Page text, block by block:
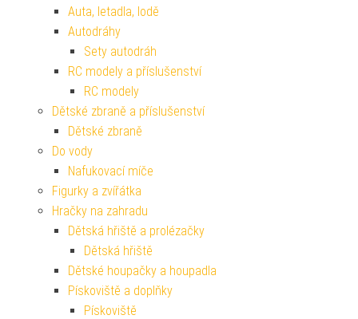
Auta, letadla, lodě
Autodráhy
Sety autodráh
RC modely a příslušenství
RC modely
Dětské zbraně a příslušenství
Dětské zbraně
Do vody
Nafukovací míče
Figurky a zvířátka
Hračky na zahradu
Dětská hřiště a prolézačky
Dětská hřiště
Dětské houpačky a houpadla
Pískoviště a doplňky
Pískoviště